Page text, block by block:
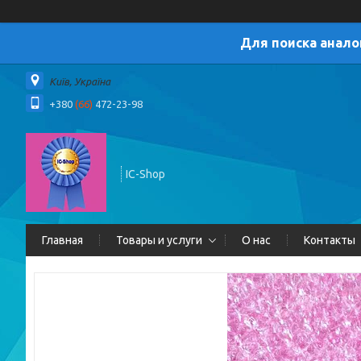
Для поиска
Київ, Україна
+380 (66) 472-23-98
IC-Shop
Главная Товары и услуги О нас Контакты